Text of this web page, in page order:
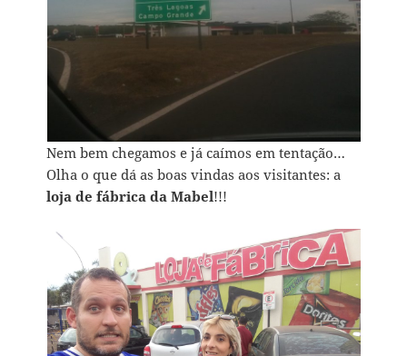
Nem bem chegamos e já caímos em tentação…
Olha o que dá as boas vindas aos visitantes: a
loja de fábrica da Mabel!!!